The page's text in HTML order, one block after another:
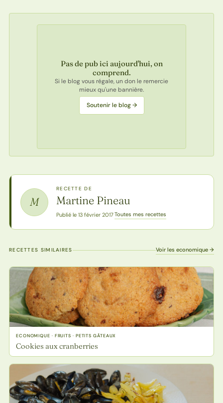
Pas de pub ici aujourd'hui, on
comprend.
Si le blog vous régale, un don le remercie
mieux qu'une bannière.
Soutenir le blog →
M
RECETTE DE
Martine Pineau
Publié le 13 février 2017·Toutes mes recettes
RECETTES SIMILAIRES Voir les economique →
ECONOMIQUE · FRUITS · PETITS GÂTEAUX
Cookies aux cranberries